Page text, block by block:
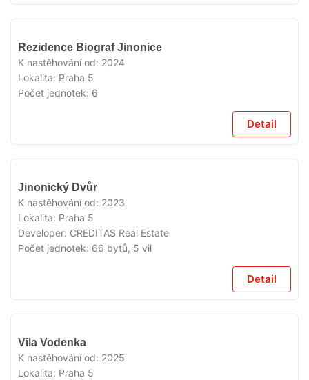
Rezidence Biograf Jinonice
K nastěhování od: 2024
Lokalita: Praha 5
Počet jednotek: 6
Detail
Jinonický Dvůr
K nastěhování od: 2023
Lokalita: Praha 5
Developer: CREDITAS Real Estate
Počet jednotek: 66 bytů, 5 vil
Detail
Vila Vodenka
K nastěhování od: 2025
Lokalita: Praha 5